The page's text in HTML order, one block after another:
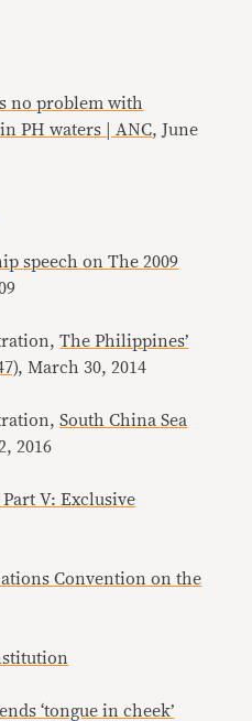
no problem with
PH waters | ANC, June
speech on The 2009
The Philippines’
, March 30, 2014
South China Sea
2016
Part V: Exclusive
Convention on the
‘tongue in cheek’